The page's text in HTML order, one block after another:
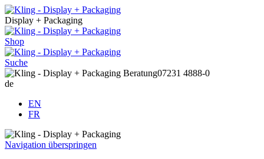
Display + Packaging
Shop
Suche
Beratung07231 4888-0
de
EN
FR
Navigation überspringen